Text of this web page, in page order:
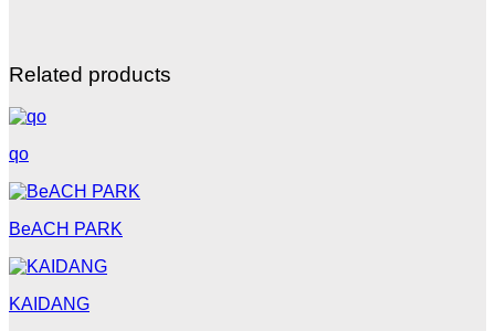
Related products
qo
BeACH PARK
KAIDANG